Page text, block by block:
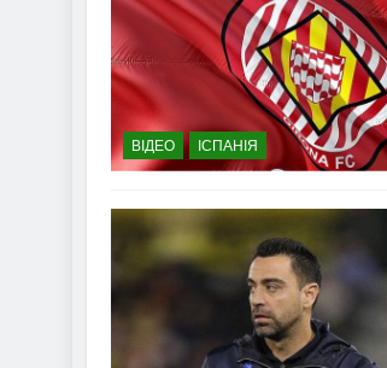
ВІДЕО ІСПАНІЯ